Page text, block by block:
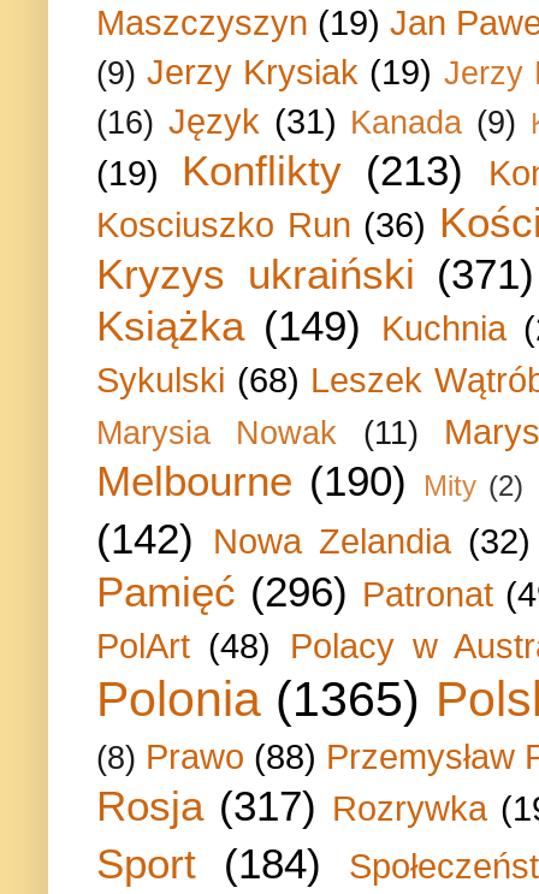
Maszczyszyn (19) Jan
(9) Jerzy Krysiak (19) Jerzy
(16) Język (31) Kanada (9)
(19) Konflikty (213)
Kosciuszko Run (36)
Kryzys ukraiński (371)
Książka (149) Kuchnia
Sykulski (68) Leszek
Marysia Nowak (11)
Melbourne (190) Mity (2)
(142) Nowa Zelandia (32)
Pamięć (296) Patronat
PolArt (48) Polacy w
Polonia (1365)
(8) Prawo (88) Przemysław
Rosja (317) Rozrywka
Sport (184)